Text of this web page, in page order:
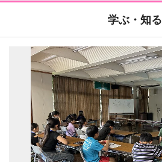
学ぶ・知る